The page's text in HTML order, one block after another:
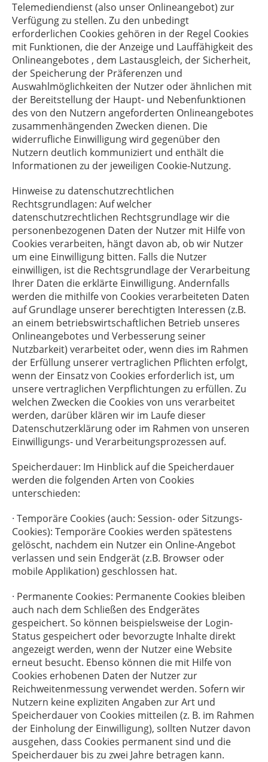
Telemediendienst (also unser Onlineangebot) zur
Verfügung zu stellen. Zu den unbedingt
erforderlichen Cookies gehören in der Regel Cookies
mit Funktionen, die der Anzeige und Lauffähigkeit des
Onlineangebotes , dem Lastausgleich, der Sicherheit,
der Speicherung der Präferenzen und
Auswahlmöglichkeiten der Nutzer oder ähnlichen mit
der Bereitstellung der Haupt- und Nebenfunktionen
des von den Nutzern angeforderten Onlineangebotes
zusammenhängenden Zwecken dienen. Die
widerrufliche Einwilligung wird gegenüber den
Nutzern deutlich kommuniziert und enthält die
Informationen zu der jeweiligen Cookie-Nutzung.
Hinweise zu datenschutzrechtlichen
Rechtsgrundlagen: Auf welcher
datenschutzrechtlichen Rechtsgrundlage wir die
personenbezogenen Daten der Nutzer mit Hilfe von
Cookies verarbeiten, hängt davon ab, ob wir Nutzer
um eine Einwilligung bitten. Falls die Nutzer
einwilligen, ist die Rechtsgrundlage der Verarbeitung
Ihrer Daten die erklärte Einwilligung. Andernfalls
werden die mithilfe von Cookies verarbeiteten Daten
auf Grundlage unserer berechtigten Interessen (z.B.
an einem betriebswirtschaftlichen Betrieb unseres
Onlineangebotes und Verbesserung seiner
Nutzbarkeit) verarbeitet oder, wenn dies im Rahmen
der Erfüllung unserer vertraglichen Pflichten erfolgt,
wenn der Einsatz von Cookies erforderlich ist, um
unsere vertraglichen Verpflichtungen zu erfüllen. Zu
welchen Zwecken die Cookies von uns verarbeitet
werden, darüber klären wir im Laufe dieser
Datenschutzerklärung oder im Rahmen von unseren
Einwilligungs- und Verarbeitungsprozessen auf.
Speicherdauer: Im Hinblick auf die Speicherdauer
werden die folgenden Arten von Cookies
unterschieden:
· Temporäre Cookies (auch: Session- oder Sitzungs-
Cookies): Temporäre Cookies werden spätestens
gelöscht, nachdem ein Nutzer ein Online-Angebot
verlassen und sein Endgerät (z.B. Browser oder
mobile Applikation) geschlossen hat.
· Permanente Cookies: Permanente Cookies bleiben
auch nach dem Schließen des Endgerätes
gespeichert. So können beispielsweise der Login-
Status gespeichert oder bevorzugte Inhalte direkt
angezeigt werden, wenn der Nutzer eine Website
erneut besucht. Ebenso können die mit Hilfe von
Cookies erhobenen Daten der Nutzer zur
Reichweitenmessung verwendet werden. Sofern wir
Nutzern keine expliziten Angaben zur Art und
Speicherdauer von Cookies mitteilen (z. B. im Rahmen
der Einholung der Einwilligung), sollten Nutzer davon
ausgehen, dass Cookies permanent sind und die
Speicherdauer bis zu zwei Jahre betragen kann.